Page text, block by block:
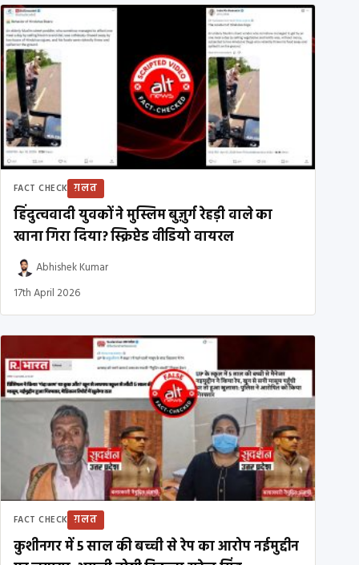
FACT CHECK ग़लत
हिंदुत्ववादी युवकों ने मुस्लिम बुज़ुर्ग रेहड़ी वाले का
खाना गिरा दिया? स्क्रिप्टेड वीडियो वायरल
Abhishek Kumar
17th April 2026
FACT CHECK ग़लत
कुशीनगर में 5 साल की बच्ची से रेप का आरोप नईमुद्दीन